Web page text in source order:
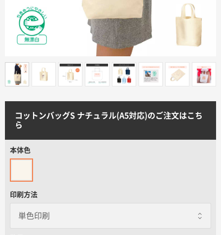
目的・シーンから探す
イベントから探す
印刷色から探す
サイトメニュー
お見積書の作成方法
データ入稿ガイド
コットンバッグS ナチュラル(A5対応)のご注文はこち
ら
本体色
印刷方法